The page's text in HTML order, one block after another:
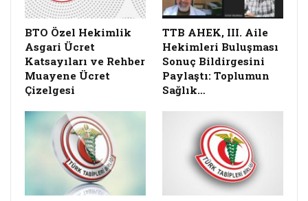
BTO Özel Hekimlik
Asgari Ücret
Katsayıları ve Rehber
Muayene Ücret
Çizelgesi
TTB AHEK, III. Aile
Hekimleri Buluşması
Sonuç Bildirgesini
Paylaştı: Toplumun
Sağlık…